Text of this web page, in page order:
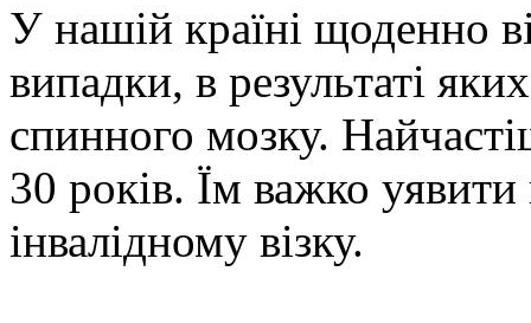
У нашій країні щоденно
випадки, в результаті
спинного мозку.
30 років. Їм важко
інвалідному візку.